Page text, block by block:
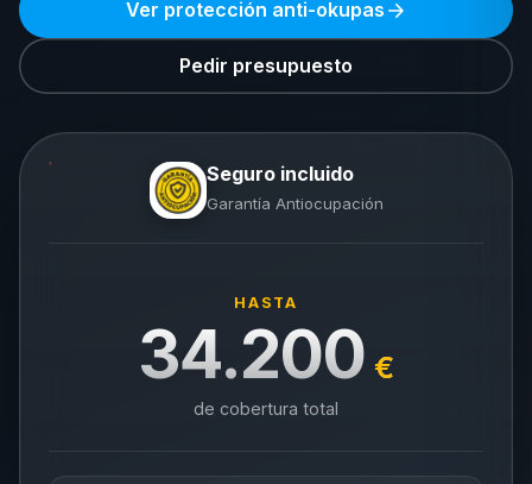
Ver protección anti-okupas
Pedir presupuesto
Seguro incluido
Garantía Antiocupación
HASTA
34.200 €
de cobertura total